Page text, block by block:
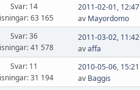
Svar: 14
63 165
2011-02-01, 12:47
av Mayordomo
Svar: 36
41 578
2011-03-02, 11:42
avaffa
Svar: 11
31 194
2010-05-06, 15:21
av Baggis